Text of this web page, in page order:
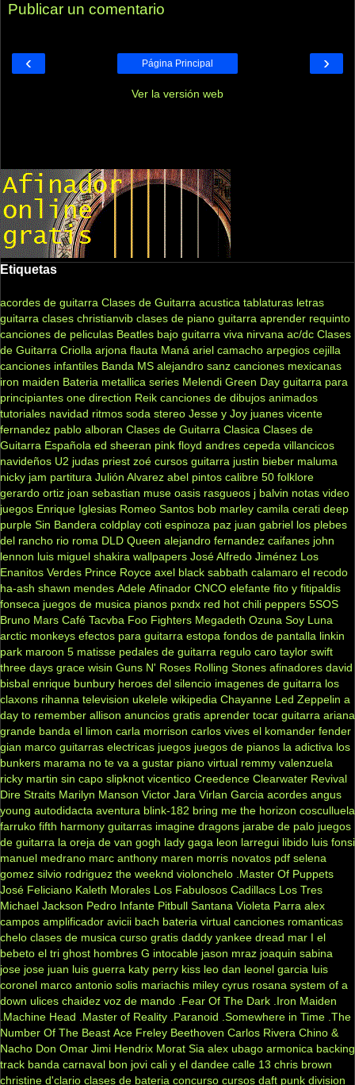
Publicar un comentario
‹ ›
Página Principal
Ver la versión web
Etiquetas
acordes de guitarra Clases de Guitarra acustica tablaturas letras
guitarra clases christianvib clases de piano guitarra aprender requinto
canciones de peliculas Beatles bajo guitarra viva nirvana ac/dc Clases
de Guitarra Criolla arjona flauta Maná ariel camacho arpegios cejilla
canciones infantiles Banda MS alejandro sanz canciones mexicanas
iron maiden Bateria metallica series Melendi Green Day guitarra para
principiantes one direction Reik canciones de dibujos animados
tutoriales navidad ritmos soda stereo Jesse y Joy juanes vicente
fernandez pablo alboran Clases de Guitarra Clasica Clases de
Guitarra Española ed sheeran pink floyd andres cepeda villancicos
navideños U2 judas priest zoé cursos guitarra justin bieber maluma
nicky jam partitura Julión Alvarez abel pintos calibre 50 folklore
gerardo ortiz joan sebastian muse oasis rasgueos j balvin notas video
juegos Enrique Iglesias Romeo Santos bob marley camila cerati deep
purple Sin Bandera coldplay coti espinoza paz juan gabriel los plebes
del rancho rio roma DLD Queen alejandro fernandez caifanes john
lennon luis miguel shakira wallpapers José Alfredo Jiménez Los
Enanitos Verdes Prince Royce axel black sabbath calamaro el recodo
ha-ash shawn mendes Adele Afinador CNCO elefante fito y fitipaldis
fonseca juegos de musica pianos pxndx red hot chili peppers 5SOS
Bruno Mars Café Tacvba Foo Fighters Megadeth Ozuna Soy Luna
arctic monkeys efectos para guitarra estopa fondos de pantalla linkin
park maroon 5 matisse pedales de guitarra regulo caro taylor swift
three days grace wisin Guns N' Roses Rolling Stones afinadores david
bisbal enrique bunbury heroes del silencio imagenes de guitarra los
claxons rihanna television ukelele wikipedia Chayanne Led Zeppelin a
day to remember allison anuncios gratis aprender tocar guitarra ariana
grande banda el limon carla morrison carlos vives el komander fender
gian marco guitarras electricas juegos juegos de pianos la adictiva los
bunkers marama no te va a gustar piano virtual remmy valenzuela
ricky martin sin capo slipknot vicentico Creedence Clearwater Revival
Dire Straits Marilyn Manson Victor Jara Virlan Garcia acordes angus
young autodidacta aventura blink-182 bring me the horizon cosculluela
farruko fifth harmony guitarras imagine dragons jarabe de palo juegos
de guitarra la oreja de van gogh lady gaga leon larregui libido luis fonsi
manuel medrano marc anthony maren morris novatos pdf selena
gomez silvio rodriguez the weeknd violonchelo .Master Of Puppets
José Feliciano Kaleth Morales Los Fabulosos Cadillacs Los Tres
Michael Jackson Pedro Infante Pitbull Santana Violeta Parra alex
campos amplificador avicii bach bateria virtual canciones romanticas
chelo clases de musica curso gratis daddy yankee dread mar I el
bebeto el tri ghost hombres G intocable jason mraz joaquin sabina
jose jose juan luis guerra katy perry kiss leo dan leonel garcia luis
coronel marco antonio solis mariachis miley cyrus rosana system of a
down ulices chaidez voz de mando .Fear Of The Dark .Iron Maiden
.Machine Head
.Master of Reality .Paranoid .Somewhere in Time .The
Number Of The Beast Ace Freley Beethoven Carlos Rivera Chino &
Nacho Don Omar Jimi Hendrix Morat Sia alex ubago armonica backing
track banda carnaval bon jovi cali y el dandee calle 13 chris brown
christine d'clario clases de bateria concurso cursos daft punk division